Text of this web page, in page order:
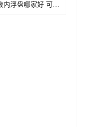
安顺全接液内浮盘哪家好 可以自动上下浮动 密封性能好